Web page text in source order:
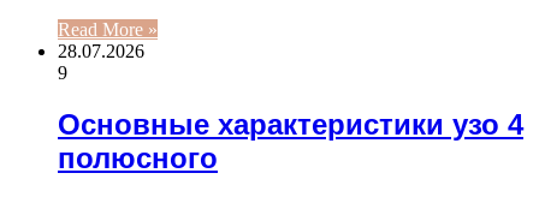
Read More »
28.07.2026
9
Основные характеристики узо 4
полюсного